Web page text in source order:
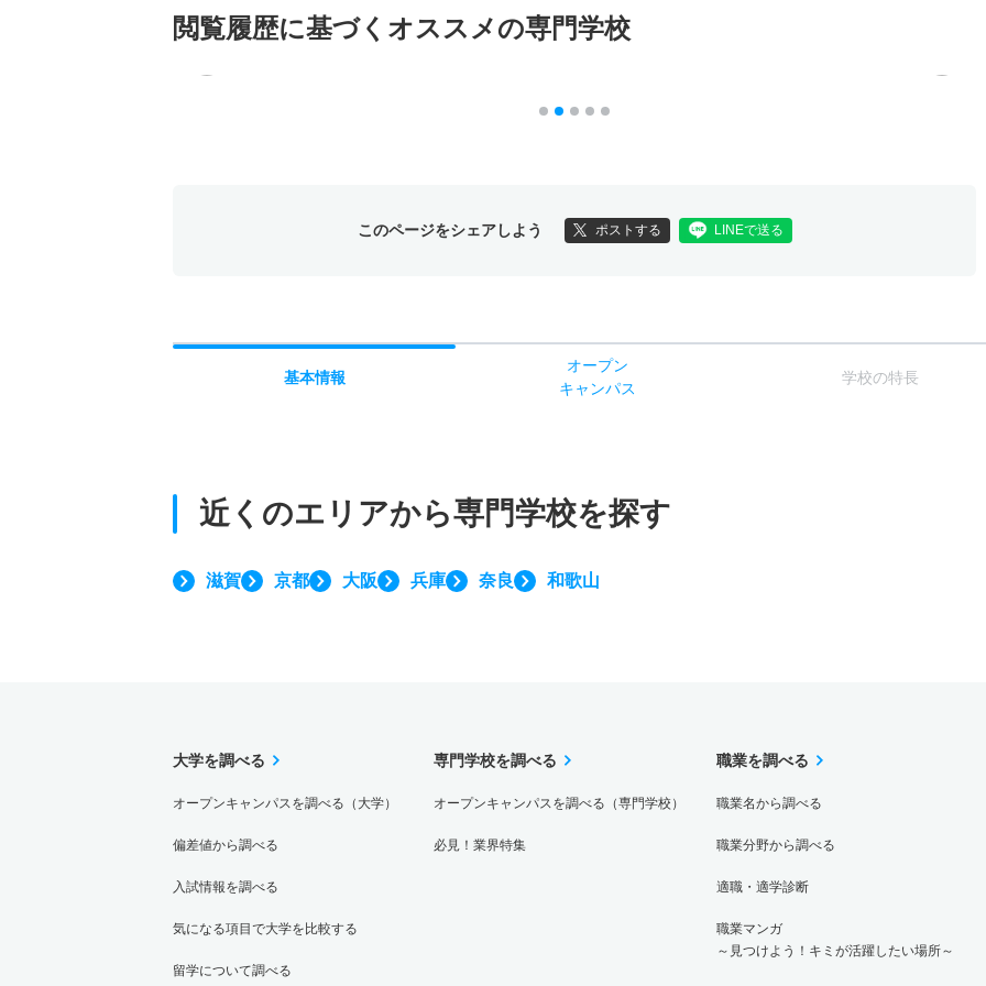
閲覧履歴に基づく オススメの専門学校
このページをシェアしよう ポストする LINEで送る
基本情報
オープン
キャンパス
学校の特長
近くのエリアから専門学校を探す
滋賀 京都 大阪 兵庫 奈良 和歌山
大学を調べる
オープンキャンパスを調べる（大学）
偏差値から調べる
入試情報を調べる
気になる項目で大学を比較する
留学について調べる
専門学校を調べる
オープンキャンパスを調べる（専門学校）
必見！業界特集
職業を調べる
職業名から調べる
職業分野から調べる
適職・適学診断
職業マンガ
～見つけよう！キミが活躍したい場所～